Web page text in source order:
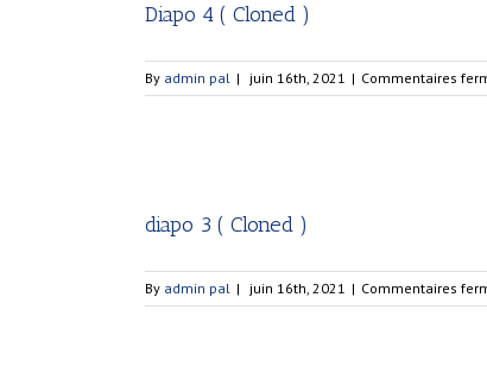
Diapo 4 ( Cloned )
By admin pal | juin 16th, 2021 | Commentaires
diapo 3 ( Cloned )
By admin pal | juin 16th, 2021 | Commentaires